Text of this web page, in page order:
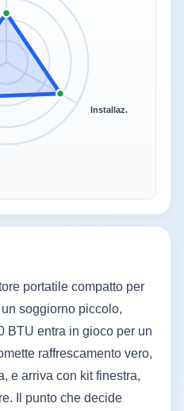
Installaz.
portatile compatto per
soggiorno piccolo,
BTU entra in gioco per un
raffrescamento vero,
e arriva con kit finestra,
Il punto che decide